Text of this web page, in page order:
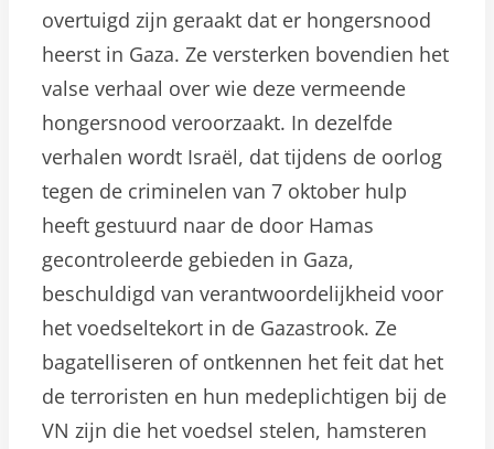
overtuigd zijn geraakt dat er hongersnood
heerst in Gaza. Ze versterken bovendien het
valse verhaal over wie deze vermeende
hongersnood veroorzaakt. In dezelfde
verhalen wordt Israël, dat tijdens de oorlog
tegen de criminelen van 7 oktober hulp
heeft gestuurd naar de door Hamas
gecontroleerde gebieden in Gaza,
beschuldigd van verantwoordelijkheid voor
het voedseltekort in de Gazastrook. Ze
bagatelliseren of ontkennen het feit dat het
de terroristen en hun medeplichtigen bij de
VN zijn die het voedsel stelen, hamsteren